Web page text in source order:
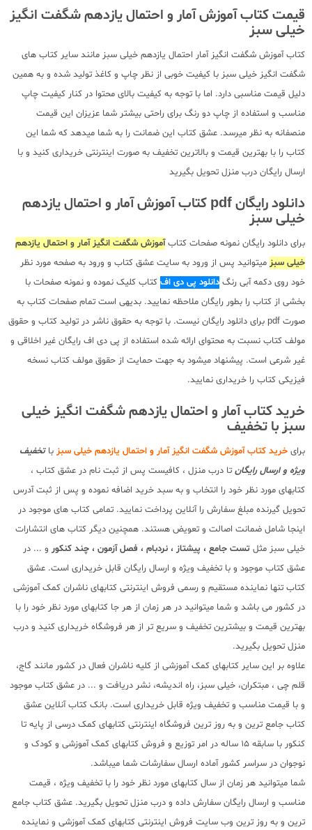
قیمت کتاب آموزش آمار و احتمال یازدهم شگفت انگیز
خیلی سبز
کتاب آموزش شگفت انگیز آمار احتمال یازدهم خیلی سبز مانند سایر کتاب های
شگفت انگیز خیلی سبز با کیفیت خوبی از نظر چاپ و کاغذ تولید شده و به همین
دلیل قیمت مناسبی دارد. اما با توجه به کیفیت بالای محتوا در کنار کیفیت چاپ
مناسب و استفاده از چاپ دو رنگ برای راحتی بیشتر شما عزیزان این قیمت
منصفانه به نظر میرسد. عشق کتاب این ضمانت را به شما میدهد که شما این
کتاب را با بهترین قیمت و بالاترین تخفیف به صورت اینترنتی خریداری کنید و با
ارسال رایگان درب منزل تحویل بگیرید
دانلود رایگان pdf کتاب آموزش آمار و احتمال یازدهم
خیلی سبز
برای دانلود رایگان نمونه صفحات کتابآموزش شگفت انگیز آمار و احتمال یازدهم
خیلی سبز میتوانید پس از ورود به سایت عشق کتاب و ورود به صفحه مورد نظر
خود روی دکمه آبی رنگ دانلود پی دی اف کتاب کلیک نموده و نمونه صفحات با
بخشی از کتاب را بطور رایگان ملاحظه نمایید. بدیهی است تمام صفحات کتاب به
صورت pdf برای دانلود رایگان نیست. با توجه به حقوق ناشر در تولید کتاب و حقوق
مولف کتاب نسبت به محتوای ارائه شده استفاده از پی دی اف رایگان غیر اخلاقی و
غیر شرعی است. پیشنهاد میشود به جهت حمایت از حقوق مولف کتاب نسخه
فیزیکی کتاب را خریداری نمایید.
خرید کتاب آمار و احتمال یازدهم شگفت انگیز خیلی
سبز با تخفیف
برای خرید کتاب آموزش شگفت انگیز آمار و احتمال یازدهم خیلی سبز باتخفیف
ویژه و ارسال رایگان تا درب منزل ، کافیست پس از ثبت نام در عشق کتاب ،
کتابهای مورد نظر خود را انتخاب و به سبد خرید اضافه نموده و پس از ثبت آدرس
تحویل گیرنده مبلغ سفارش را آنلاین پرداخت نمایید. تمامی کتاب های موجود در
اینجا شامل ضمانت اصالت و تعویض هستند. همچنین دیگر کتاب های انتشارات
خیلی سبز مثل تست جامع ، پیشتاز ، نردبام ، فصل آزمون ، چند کنکور و ... در
عشق کتاب موجود و با تخفیف ویژه و ارسال رایگان قابل خریداری است. عشق
کتاب تنها نماینده مستقیم و رسمی فروش اینترنتی کتابهای ناشران کمک آموزشی
در کشور می باشد و شما میتوانید در هر زمان از هر جا کتابهای مورد نظر خود را با
بهترین قیمت و بیشترین تخفیف و سریع تر از هر فروشگاه خریداری کنید و درب
منزل تحویل بگیرید.
علاوه بر این سایر کتابهای کمک آموزشی از کلیه ناشران فعال در کشور مانند گاج،
قلم چی ، مبتکران، خیلی سبز، راه اندیشه، نشر دریافت و ... در عشق کتاب موجود
و با قیمت مناسب و تخفیف ویژه قابل خریداری است. بانک کتاب آنلاین عشق
کتاب جامع ترین و به روز ترین فروشگاه اینترنتی کتابهای کمک درسی از پایه تا
کنکور با سابقه 15 ساله در امر توزیع و فروش کتابهای کمک آموزشی و کودک و
نوجوان در سراسر کشور آماده ارسال سفارشات شما میباشد.
شما میتوانید هر زمان از سال کتابهای مورد نظر خود را با تخفیف ویژه ، قیمت
مناسب و ارسال رایگان سفارش داده و درب منزل تحویل بگیرید. عشق کتاب جامع
ترین و به روز ترین وب سایت فروش اینترنتی کتابهای کمک آموزشی و نماینده